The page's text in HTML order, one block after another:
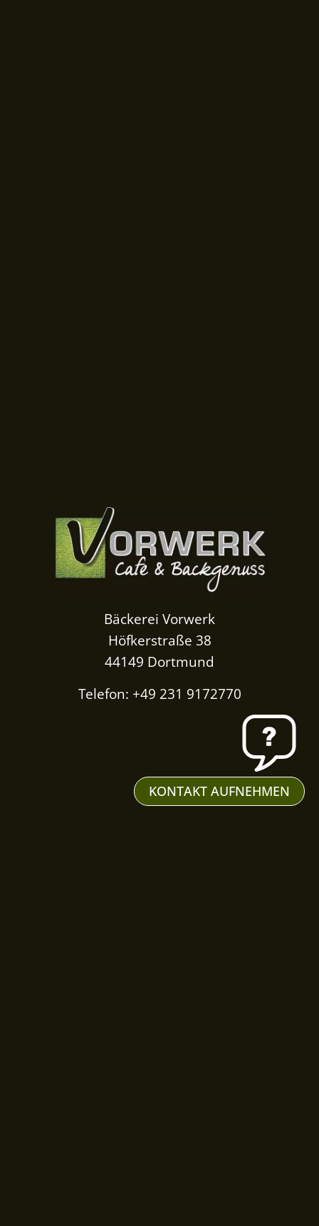
Bäckerei Vorwerk
Höfkerstraße 38
44149 Dortmund
Telefon: +49 231 9172770
KONTAKT AUFNEHMEN